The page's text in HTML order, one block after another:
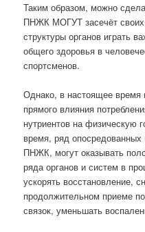
Таким образом, можно
ПНЖК МОГУТ засечёт
структуры органов играть
общего здоровья в
спортсменов.
Однако, в настоящее время
прямого влияния
нутриентов на физическую
время, ряд опосредованных
ПНЖК, могут оказывать
ряда органов и систем в
ускорять восстановление,
продолжительном приеме
связок, уменьшать